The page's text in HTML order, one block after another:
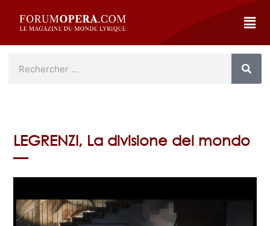
LEGRENZI, La divisione del mondo
—